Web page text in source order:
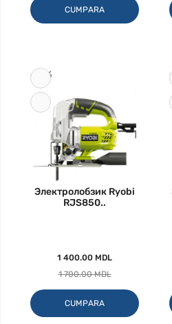
CUMPARA
-18%
Электролобзик Ryobi
RJS850..
1 400.00 MDL
1 700.00 MDL
CUMPARA